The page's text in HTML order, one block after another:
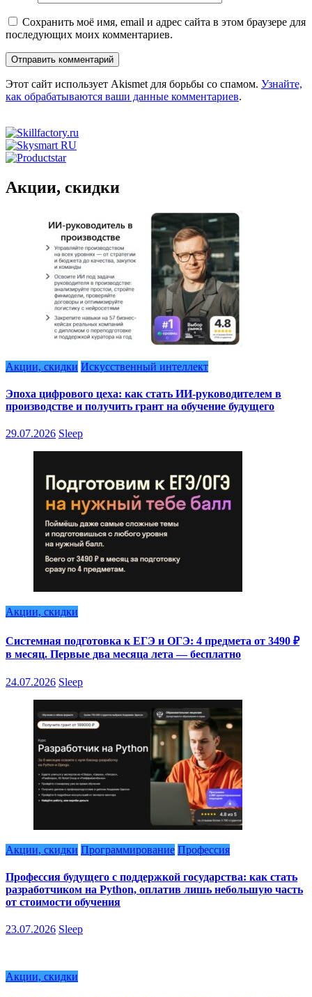
Сохранить моё имя, email и адрес сайта в этом браузере для
последующих моих комментариев.
Этот сайт использует Akismet для борьбы со спамом. Узнайте,
как обрабатываются ваши данные комментариев.
Акции, скидки
Акции, скидки Искусственный интеллект
Эпоха цифрового цеха: как стать ИИ-руководителем в
производстве и получить грант на обучение будущего
29.07.2026 Sleep
Акции, скидки
Системная подготовка к ЕГЭ и ОГЭ: 4 предмета от 3490 ₽
в месяц. Первые два месяца лета — бесплатно
24.07.2026 Sleep
Акции, скидки Программирование Профессия
Профессия будущего с поддержкой государства: как стать
разработчиком на Python, оплатив лишь небольшую часть
от стоимости обучения
23.07.2026 Sleep
Акции, скидки